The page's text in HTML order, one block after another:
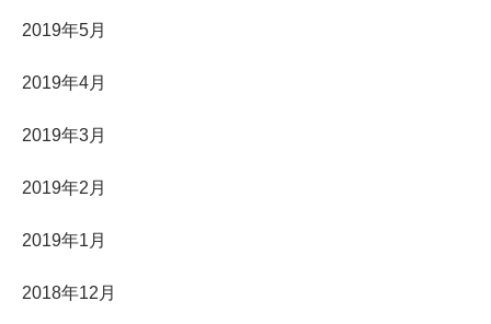
2019年5月
2019年4月
2019年3月
2019年2月
2019年1月
2018年12月